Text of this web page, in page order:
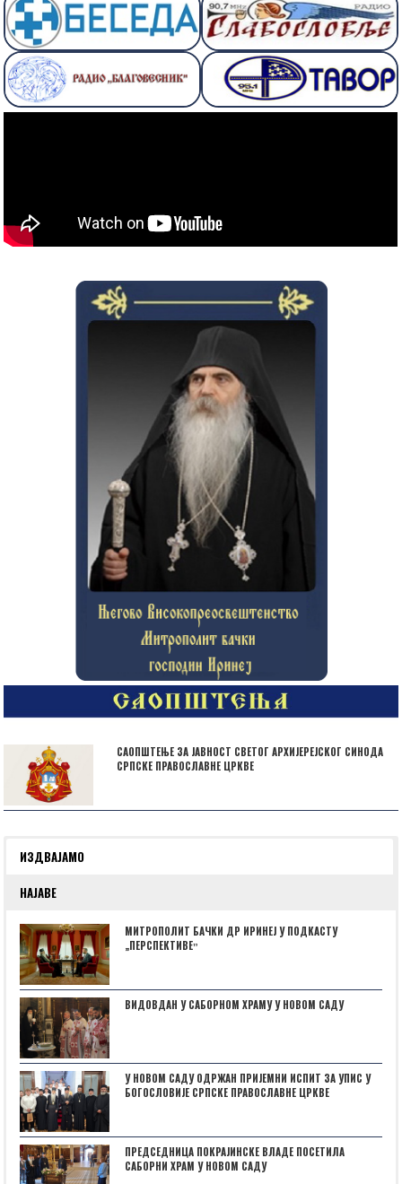
САОПШТЕЊЕ ЗА ЈАВНОСТ СВЕТОГ АРХИЈЕРЕЈСКОГ СИНОДА
СРПСКЕ ПРАВОСЛАВНЕ ЦРКВЕ
ИЗДВАЈАМО
НАЈАВЕ
МИТРОПОЛИТ БАЧКИ ДР ИРИНЕЈ У ПОДКАСТУ
„ПЕРСПЕКТИВЕˮ
ВИДОВДАН У САБОРНОМ ХРАМУ У НОВОМ САДУ
У НОВОМ САДУ ОДРЖАН ПРИЈЕМНИ ИСПИТ ЗА УПИС У
БОГОСЛОВИЈЕ СРПСКЕ ПРАВОСЛАВНЕ ЦРКВЕ
ПРЕДСЕДНИЦА ПОКРАЈИНСКЕ ВЛАДЕ ПОСЕТИЛА
САБОРНИ ХРАМ У НОВОМ САДУ